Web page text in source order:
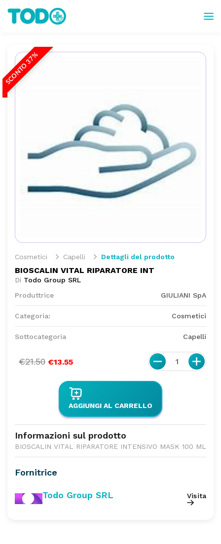
SCONTO 37%
Cosmetici Capelli Dettagli del prodotto
BIOSCALIN VITAL RIPARATORE INT
Di Todo Group SRL
Produttrice
GIULIANI SpA
Categoria: Cosmetici
Sottocategoria Capelli
€21.50 €13.55 1
AGGIUNGI AL CARRELLO
Informazioni sul prodotto
BIOSCALIN VITAL RIPARATORE INTENSIVO MASK 100 ML
Fornitrice
Todo Group SRL Visita